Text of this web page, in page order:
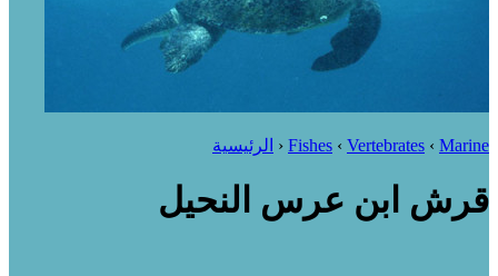
Fishes ‹ Vertebrates ‹ Marine
‹ الرئيسية
قرش ابن عرس النحيل